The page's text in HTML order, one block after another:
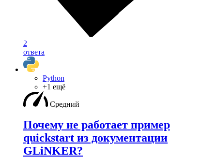
2
ответа
Python
+1 ещё
Средний
Почему не работает пример
quickstart из документации
GLiNKER?